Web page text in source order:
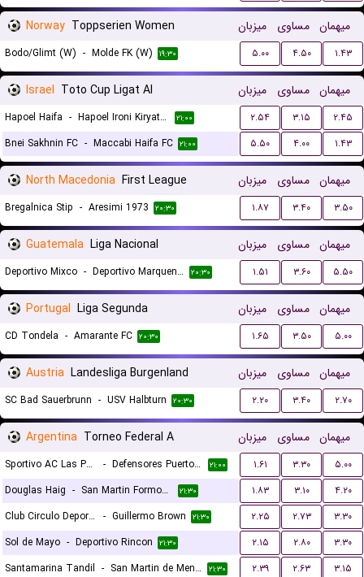
Norway Toppserien Women میزبان مساوی میهمان
Bodo/Glimt (W) - Molde FK (W) ۱۹:۳۰ ۵.۰۰ ۴.۵۰ ۱.۴۳
Israel Toto Cup Ligat Al میزبان مساوی میهمان
Hapoel Haifa - Hapoel Ironi Kiryat Shmona ۲۱:۰۰ ۲.۵۴ ۳.۱۵
۲.۴۵
Bnei Sakhnin FC - Maccabi Haifa FC ۲۱:۰۰ ۵.۵۰ ۴.۰۰ ۱.۴۳
North Macedonia First League میزبان مساوی میهمان
Bregalnica Stip - Aresimi 1973 ۲۰:۳۰ ۱.۸۷ ۳.۴۰ ۳.۵۰
Guatemala Liga Nacional میزبان مساوی میهمان
Deportivo Mixco - Deportivo Marquense ۲۰:۳۰ ۱.۵۱ ۳.۶۰ ۵.۵۰
Portugal Liga Segunda میزبان مساوی میهمان
CD Tondela - Amarante FC ۲۰:۳۰ ۱.۶۵ ۳.۵۰ ۵.۰۰
Austria Landesliga Burgenland میزبان مساوی میهمان
SC Bad Sauerbrunn - USV Halbturn ۲۰:۳۰ ۲.۲۰ ۳.۴۰ ۲.۷۰
Argentina Torneo Federal A میزبان مساوی میهمان
Sportivo AC Las Parejas - Defensores Puerto Vilelas ۲۱:۰۰ ۱.۶۱ ۳.۳۰
۵.۰۰
Douglas Haig - San Martin Formosa ۲۱:۳۰ ۱.۸۳ ۳.۱۰
۴.۲۰
Club Circulo Deportivo - Guillermo Brown ۲۱:۳۰ ۲.۲۵ ۲.۷۳
۳.۳۰
Sol de Mayo - Deportivo Rincon ۲۱:۳۰ ۲.۱۵ ۲.۸۰
۳.۳۰
Santamarina Tandil - San Martin de Mendoza ۲۱:۳۰ ۲.۳۹ ۲.۶۳
۳.۱۵